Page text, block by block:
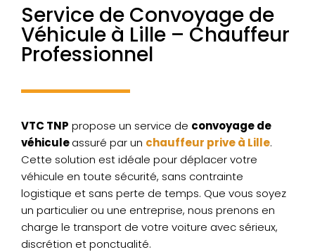
Service de Convoyage de
Véhicule à Lille – Chauffeur
Professionnel
VTC TNP propose un service de convoyage de
véhiculeassuré par un chauffeur prive à Lille.
Cette solution est idéale pour déplacer votre
véhicule en toute sécurité, sans contrainte
logistique et sans perte de temps. Que vous soyez
un particulier ou une entreprise, nous prenons en
charge le transport de votre voiture avec sérieux,
discrétion et ponctualité.